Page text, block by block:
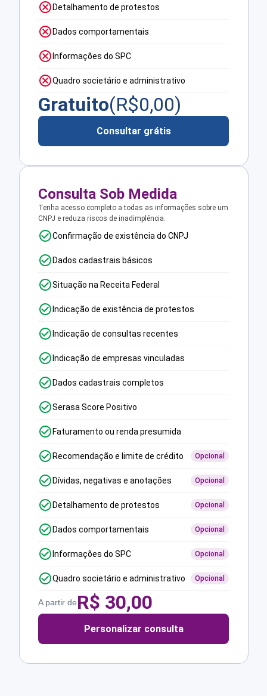
Detalhamento de protestos
Dados comportamentais
Informações do SPC
Quadro societário e administrativo
Gratuito(R$0,00)
Consultar grátis
Consulta Sob Medida
Tenha acesso completo a todas as informações sobre um
CNPJ e reduza riscos de inadimplência.
Confirmação de existência do CNPJ
Dados cadastrais básicos
Situação na Receita Federal
Indicação de existência de protestos
Indicação de consultas recentes
Indicação de empresas vinculadas
Dados cadastrais completos
Serasa Score Positivo
Faturamento ou renda presumida
Recomendação e limite de crédito Opcional
Dívidas, negativas e anotações Opcional
Detalhamento de protestos Opcional
Dados comportamentais Opcional
Informações do SPC Opcional
Quadro societário e administrativo Opcional
A partir deR$ 30,00
Personalizar consulta